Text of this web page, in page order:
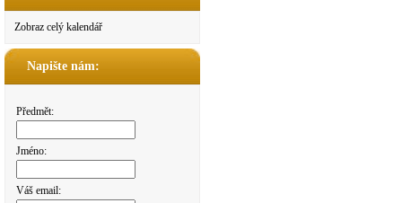
Zobraz celý kalendář
Napište nám:
Předmět:
Jméno:
Váš email: